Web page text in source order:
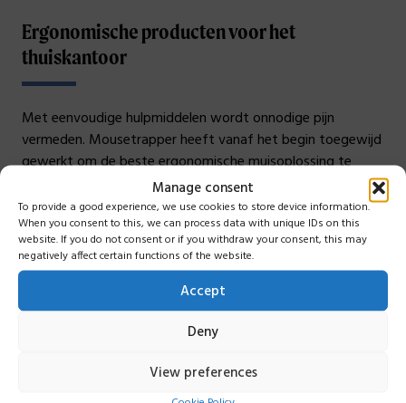
Manage consent
To provide a good experience, we use cookies to store device information.
When you consent to this, we can process data with unique IDs on this
website. If you do not consent or if you withdraw your consent, this may
negatively affect certain functions of the website.
Accept
Deny
View preferences
Ergonomische producten voor het
thuiskantoor
Met eenvoudige hulpmiddelen wordt onnodige pijn
vermeden. Mousetrapper heeft vanaf het begin toegewijd
gewerkt om de beste ergonomische muisoplossing te
ontwikkelen. Al onze muisoplossingen zijn erop gebaseerd
dat u centraal – of zoals we zeggen in de Zone – werkt
om uw armen en handen dicht bij uw lichaam te houden.
Dit voorkomt spanningen die kunnen leiden tot levenslange
pijnklachten, de zogenaamde RSI, Repetitive Strain Injury.
Hier vindt u een selectie van onze gecentreerde
muisoplossingen en enkele producten die u een betere